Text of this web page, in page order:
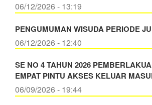
06/12/2026 - 13:19
PENGUMUMAN WISUDA PERIODE
06/12/2026 - 12:40
SE NO 4 TAHUN 2026
EMPAT PINTU AKSES KELUAR
06/09/2026 - 19:44